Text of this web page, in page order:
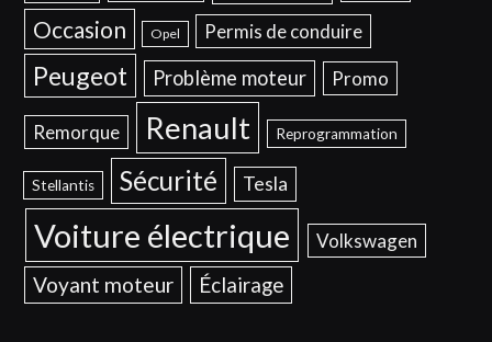
Occasion Opel Permis de conduire
Peugeot Problème moteur Promo
Remorque Renault Reprogrammation
Stellantis Sécurité Tesla
Voiture électrique Volkswagen
Voyant moteur Éclairage